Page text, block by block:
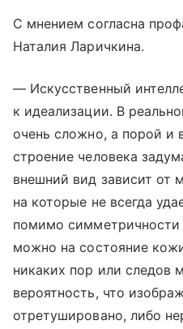
С мнением согласна
Наталия Ларичкина.
— Искусственный
к идеализации. В
очень сложно, а порой и
строение человека
внешний вид зависит от
на которые не всегда
помимо симметричности
можно на состояние
никаких пор или следов
вероятность, что
отретушировано, либо